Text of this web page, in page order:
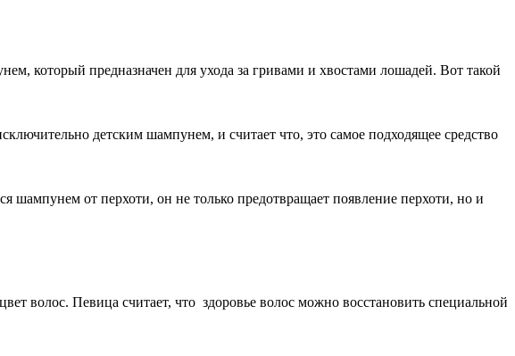
который предназначен для ухода за гривами и хвостами лошадей. Вот такой
детским шампунем, и считает что, это самое подходящее средство
шампунем от перхоти, он не только предотвращает появление перхоти, но и
волос. Певица считает, что здоровье волос можно восстановить специальной